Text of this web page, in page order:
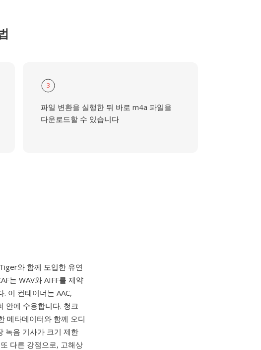
3
파일 변환을 실행한 뒤 바로 m4a 파일을
다운로드할 수 있습니다
와 함께 도입한 유연
는 WAV와 AIFF를 제약
이 컨테이너는 AAC,
안에 수용합니다. 청크
메타데이터와 함께 오디
녹음 기사가 크기 제한
다른 강점으로, 고해상